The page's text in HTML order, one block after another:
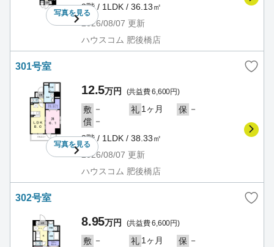
写真を見る
2階 / 1LDK / 36.13㎡
2026/08/07 更新
ハウスコム 肥後橋店
301号室
写真を見る
12.5万円 (共益費 6,600円)
敷 － 礼 1ヶ月 保 －
償 －
3階 / 1LDK / 38.33㎡
2026/08/07 更新
ハウスコム 肥後橋店
302号室
8.95万円 (共益費 6,600円)
敷 － 礼 1ヶ月 保 －